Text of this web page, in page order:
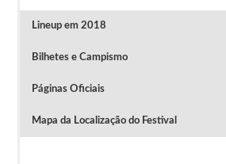
Lineup em 2018
Bilhetes e Campismo
Páginas Oficiais
Mapa da Localização do Festival